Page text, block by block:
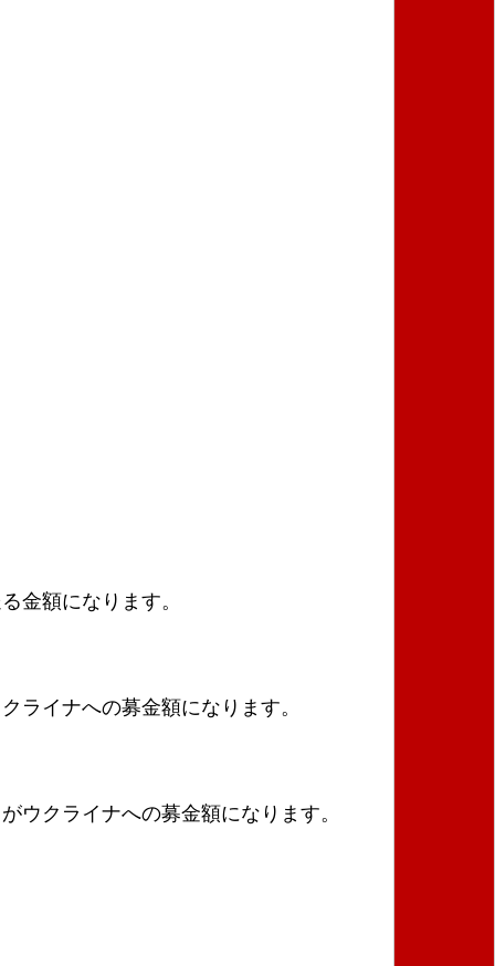
金額になります。
ライナへの募金額になります。
ウクライナへの募金額になります。